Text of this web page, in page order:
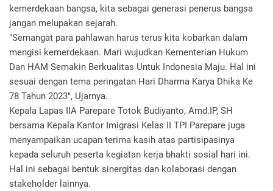
kemerdekaan bangsa, kita sebagai generasi penerus bangsa
jangan melupakan sejarah.
"Semangat para pahlawan harus terus kita kobarkan dalam
mengisi kemerdekaan. Mari wujudkan Kementerian Hukum
Dan HAM Semakin Berkualitas Untuk Indonesia Maju. Hal ini
sesuai dengan tema peringatan Hari Dharma Karya Dhika Ke
78 Tahun 2023", Ujarnya.
Kepala Lapas IIA Parepare Totok Budiyanto, Amd.IP, SH
bersama Kepala Kantor Imigrasi Kelas II TPI Parepare juga
menyampaikan ucapan terima kasih atas partisipasinya
kepada seluruh peserta kegiatan kerja bhakti sosial hari ini.
Hal ini sebagai bentuk sinergitas dan kolaborasi dengan
stakeholder lainnya.